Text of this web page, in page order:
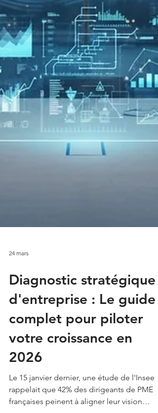
24 mars
Diagnostic stratégique
d'entreprise : Le guide
complet pour piloter
votre croissance en